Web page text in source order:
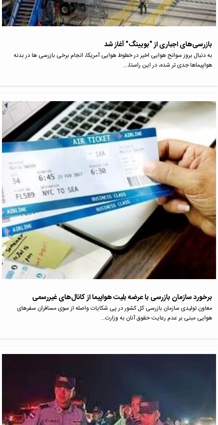
بازرسی‌های اجباری از "بویینگ" آغاز شد
به دنبال بروز سوانح هوایی اخیر در خطوط هوایی آمریکا، انجام برخی بازرسی ها در بدنه
هواپیماها جدی تر شده، در این راستا،…
برخورد سازمان بازرسی با عرضه بلیت هواپیما از کانال‌های غیررسمی
معاون تولیدی سازمان بازرسی کل کشور در پی شکایات واصله از سوی مسافران سفرهای
هوایی مبنی بر عدم رعایت حقوق آنان به وزارت…